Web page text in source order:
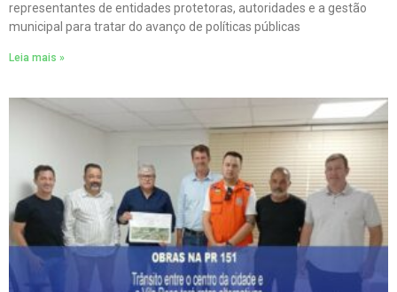
representantes de entidades protetoras, autoridades e a gestão
municipal para tratar do avanço de políticas públicas
Leia mais »